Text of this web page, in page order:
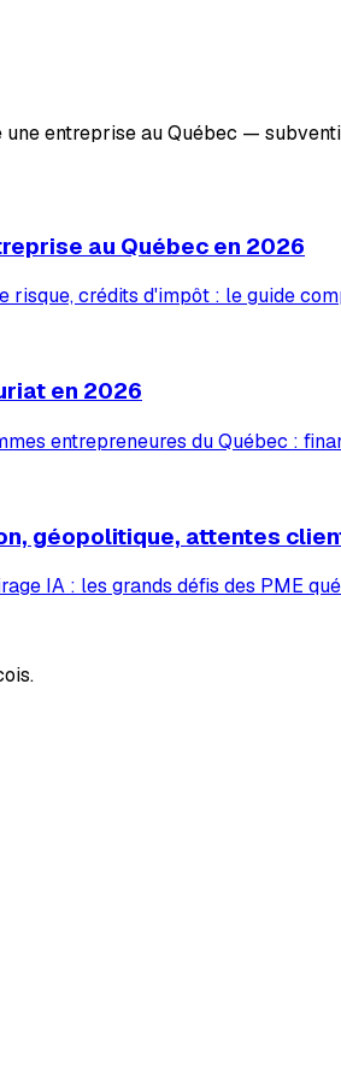
entreprise au Québec —
au Québec en 2026
risque, crédits d'impôt : le guide
en 2026
entrepreneures du Québec :
géopolitique, attentes
IA : les grands défis des PME